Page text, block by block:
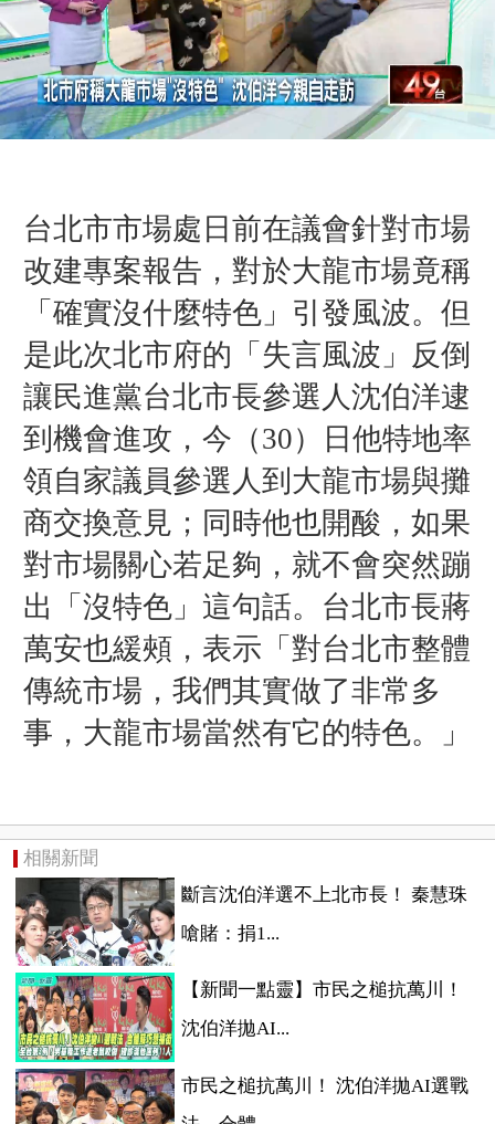
台北市市場處日前在議會針對市場
改建專案報告，對於大龍市場竟稱
「確實沒什麼特色」引發風波。但
是此次北市府的「失言風波」反倒
讓民進黨台北市長參選人沈伯洋逮
到機會進攻，今（30）日他特地率
領自家議員參選人到大龍市場與攤
商交換意見；同時他也開酸，如果
對市場關心若足夠，就不會突然蹦
出「沒特色」這句話。台北市長蔣
萬安也緩頰，表示「對台北市整體
傳統市場，我們其實做了非常多
事，大龍市場當然有它的特色。」
相關新聞
斷言沈伯洋選不上北市長！ 秦慧珠
嗆賭：捐1...
【新聞一點靈】市民之槌抗萬川！
沈伯洋拋AI...
市民之槌抗萬川！ 沈伯洋拋AI選戰